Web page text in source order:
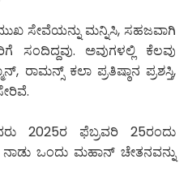
ಸೇವೆಯನ್ನು ಮನ್ನಿಸಿ, ಸಹಜವಾಗಿ
ಸಂದಿದ್ದವು. ಅವುಗಳಲ್ಲಿ ಕೆಲವು
ರಾಮನ್ಸ್ ಕಲಾ ಪ್ರತಿಷ್ಠಾನ ಪ್ರಶಸ್ತಿ,
2025ರ ಫೆಬ್ರವರಿ 25ರಂದು
ಒಂದು ಮಹಾನ್ ಚೇತನವನ್ನು